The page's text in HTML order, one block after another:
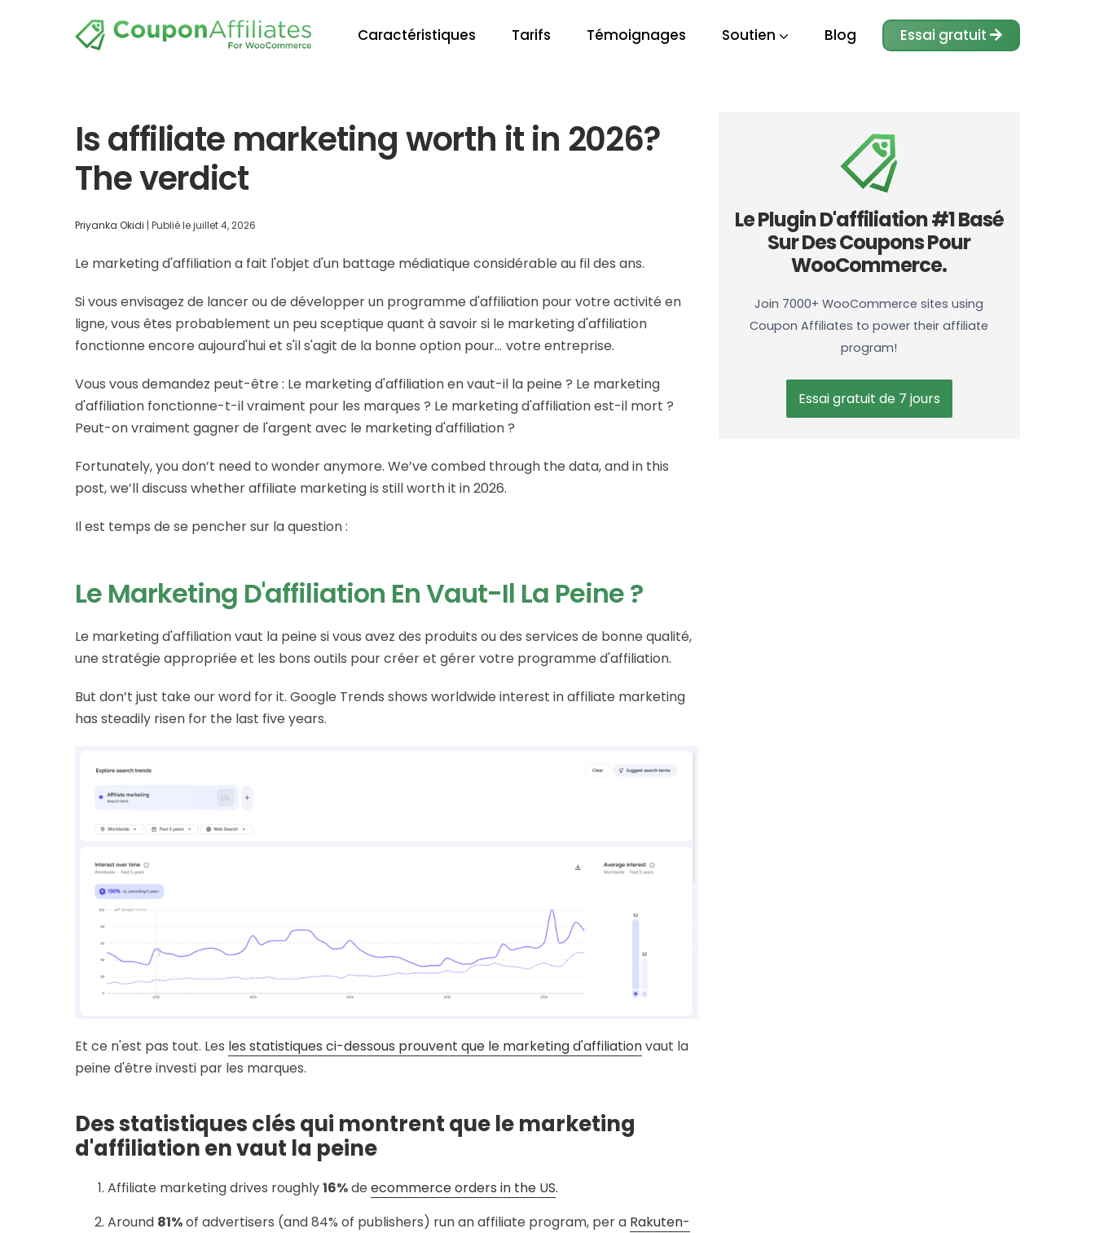
Caractéristiques Tarifs Témoignages Soutien Blog Essai gratuit
Is affiliate marketing worth it in 2026?
The verdict
Priyanka Okidi | Publié lejuillet 4, 2026
Le marketing d'affiliation a fait l'objet d'un battage médiatique considérable au fil des ans.
Si vous envisagez de lancer ou de développer un programme d'affiliation pour votre activité en
ligne, vous êtes probablement un peu sceptique quant à savoir si le marketing d'affiliation
fonctionne encore aujourd'hui et s'il s'agit de la bonne option pour... votre entreprise.
Vous vous demandez peut-être : Le marketing d'affiliation en vaut-il la peine ? Le marketing
d'affiliation fonctionne-t-il vraiment pour les marques ? Le marketing d'affiliation est-il mort ?
Peut-on vraiment gagner de l'argent avec le marketing d'affiliation ?
Fortunately, you don’t need to wonder anymore. We’ve combed through the data, and in this
post, we’ll discuss whether affiliate marketing is still worth it in 2026.
Il est temps de se pencher sur la question :
Le Marketing D'affiliation En Vaut-Il La Peine ?
Le marketing d'affiliation vaut la peine si vous avez des produits ou des services de bonne qualité,
une stratégie appropriée et les bons outils pour créer et gérer votre programme d'affiliation.
But don’t just take our word for it. Google Trends shows worldwide interest in affiliate marketing
has steadily risen for the last five years.
Et ce n'est pas tout. Les les statistiques ci-dessous prouvent que le marketing d'affiliationvaut la
peine d'être investi par les marques.
Des statistiques clés qui montrent que le marketing
d'affiliation en vaut la peine
Affiliate marketing drives roughly16%de ecommerce orders in the US.
Around 81%of advertisers (and 84% of publishers) run an affiliate program, per a Rakuten-
Le Plugin D'affiliation #1 Basé
Sur Des Coupons Pour
WooCommerce.
Join 7000+ WooCommerce sites using
Coupon Affiliates to power their affiliate
program!
Essai gratuit de 7 jours